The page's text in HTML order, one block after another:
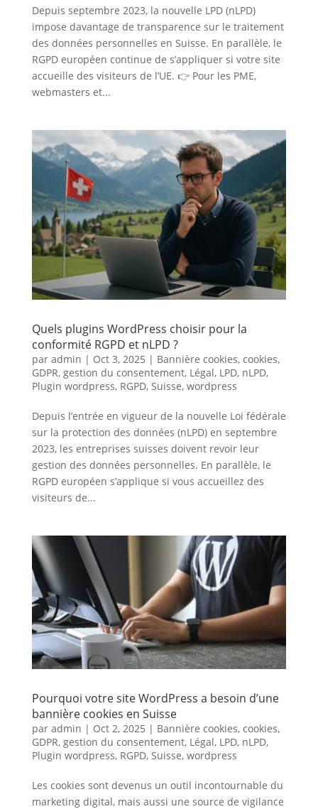
Depuis septembre 2023, la nouvelle LPD (nLPD)
impose davantage de transparence sur le traitement
des données personnelles en Suisse. En parallèle, le
RGPD européen continue de s’appliquer si votre site
accueille des visiteurs de l’UE. 👉 Pour les PME,
webmasters et...
Quels plugins WordPress choisir pour la
conformité RGPD et nLPD ?
par admin | Oct 3, 2025 | Bannière cookies, cookies,
GDPR, gestion du consentement, Légal, LPD, nLPD,
Plugin wordpress, RGPD, Suisse, wordpress
Depuis l’entrée en vigueur de la nouvelle Loi fédérale
sur la protection des données (nLPD) en septembre
2023, les entreprises suisses doivent revoir leur
gestion des données personnelles. En parallèle, le
RGPD européen s’applique si vous accueillez des
visiteurs de...
Pourquoi votre site WordPress a besoin d’une
bannière cookies en Suisse
par admin | Oct 2, 2025 | Bannière cookies, cookies,
GDPR, gestion du consentement, Légal, LPD, nLPD,
Plugin wordpress, RGPD, Suisse, wordpress
Les cookies sont devenus un outil incontournable du
marketing digital, mais aussi une source de vigilance